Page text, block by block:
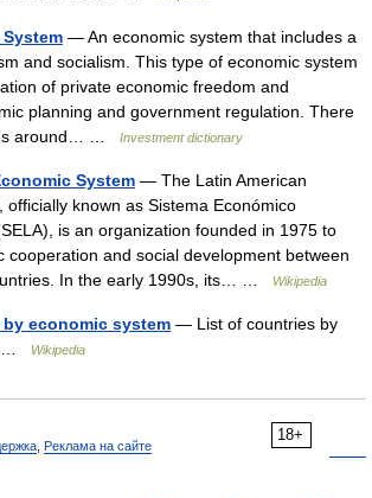
— An economic system that includes a
and socialism. This type of economic system
of private economic freedom and
planning and government regulation. There
around… …
Investment dictionary
System — The Latin American
officially known as Sistema Económico
is an organization founded in 1975 to
cooperation and social development between
In the early 1990s, its… …
Wikipedia
economic system — List of countries by
…
Wikipedia
18+
Реклама на сайте